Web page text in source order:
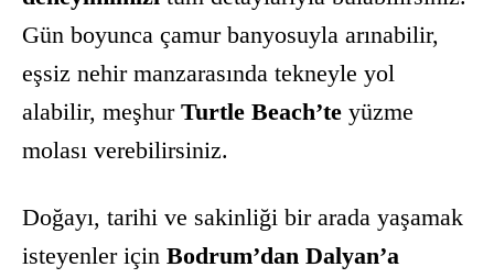
Gün boyunca çamur banyosuyla arınabilir,
eşsiz nehir manzarasında tekneyle yol
alabilir, meşhur Turtle Beach’te yüzme
molası verebilirsiniz.
Doğayı, tarihi ve sakinliği bir arada yaşamak
isteyenler için Bodrum’dan Dalyan’a